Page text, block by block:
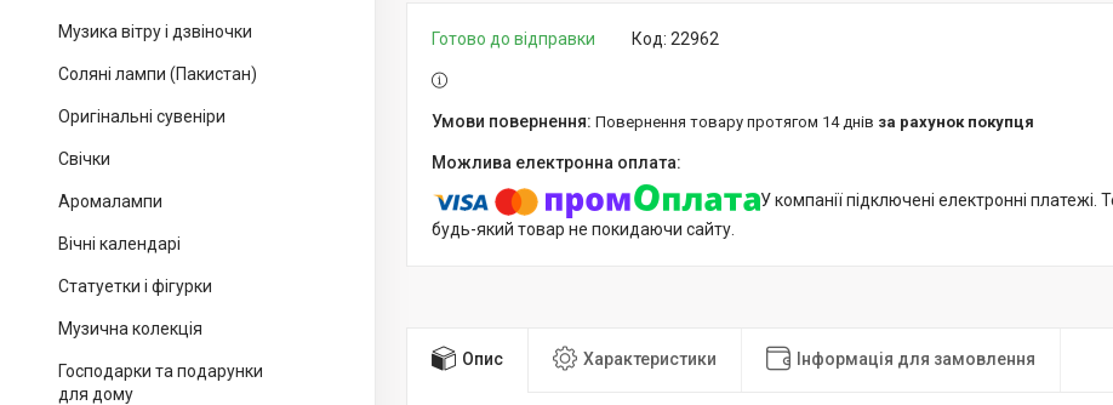
Музика вітру і дзвіночки
Соляні лампи (Пакистан)
Оригінальні сувеніри
Свічки
Аромалампи
Вічні календарі
Статуетки і фігурки
Музична колекція
Господарки та подарунки
для дому
Готово до відправки Код: 22962
повернення товару протягом 14 днів за рахунок покупця
У компанії підключені електронні
будь-який товар не покидаючи сайту.
Опис Характеристики Інформація для замовлення